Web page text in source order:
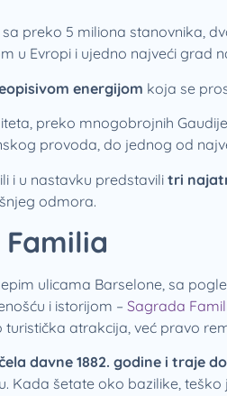
preko 5 miliona stanovnika,
u Evropi i ujedno najveći grad
energijom koja se
preko mnogobrojnih
provoda, do jednog od
i u nastavku predstavilitri
odmora.
ulicama Barselone, sa
i istorijom – Sagrada
turistička atrakcija, već pravo
davne 1882. godine i traje
Kada šetate oko bazilike,